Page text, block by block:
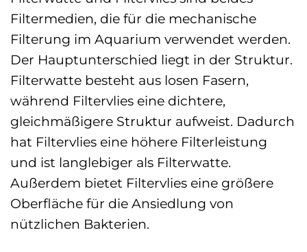
Filtermedien, die für die mechanische
Filterung im Aquarium verwendet werden.
Der Hauptunterschied liegt in der Struktur.
Filterwatte besteht aus losen Fasern,
während Filtervlies eine dichtere,
gleichmäßigere Struktur aufweist. Dadurch
hat Filtervlies eine höhere Filterleistung
und ist langlebiger als Filterwatte.
Außerdem bietet Filtervlies eine größere
Oberfläche für die Ansiedlung von
nützlichen Bakterien.